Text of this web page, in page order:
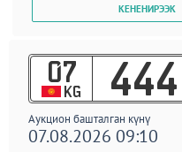
07
KG 444
Аукцион башталган күнү
07.08.2026 09:10